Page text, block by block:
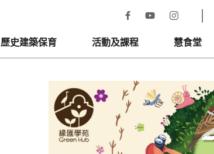
歷史建築保育 活動及課程 慧食堂